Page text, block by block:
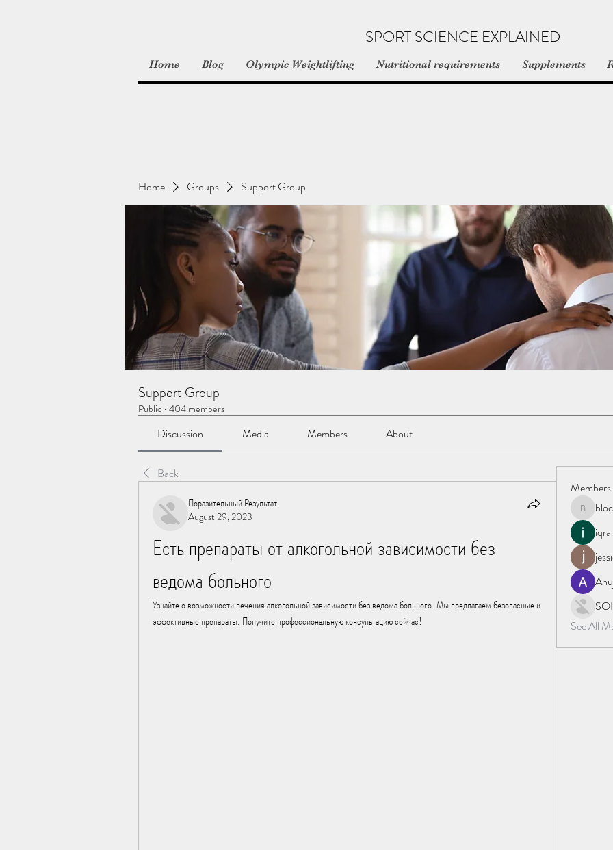
SPORT SCIENCE EXPLAINED
Home Blog Olympic Weightlifting Nutritional requirements Supplements
Home Groups Support Group
Support Group
Public · 404 members
Discussion Media Members About
Back
Поразительный Результат
August 29, 2023
Есть препараты от алкогольной зависимости без
ведома больного
Узнайте о возможности лечения алкогольной зависимости без ведома больного. Мы предлагаем безопасные и
эффективные препараты. Получите профессиональную консультацию сейчас!
Members
iqra
See All